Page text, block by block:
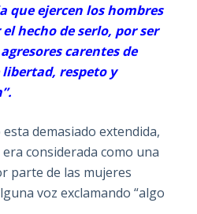
que ejercen los hombres
hecho de serlo, por ser
carentes de
respeto y
demasiado extendida,
considerada como una
parte de las mujeres
voz exclamando “algo